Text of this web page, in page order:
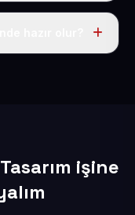
Bu bedele alan
işine